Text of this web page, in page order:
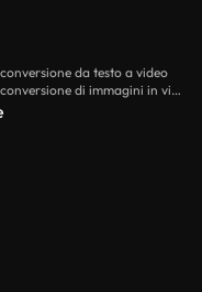
da testo a video
Flussi di lavoro di intelligenza artificiale per la conversione di immagini in video